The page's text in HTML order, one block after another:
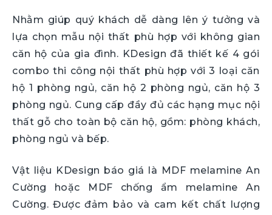
Nhằm giúp quý khách dễ dàng lên ý tưởng và
lựa chọn mẫu nội thất phù hợp với không gian
căn hộ của gia đình. KDesign đã thiết kế 4 gói
combo thi công nội thất phù hợp với 3 loại căn
hộ 1 phòng ngủ, căn hộ 2 phòng ngủ, căn hộ 3
phòng ngủ. Cung cấp đầy đủ các hạng mục nội
thất gỗ cho toàn bộ căn hộ, gồm: phòng khách,
phòng ngủ và bếp.
Vật liệu KDesign báo giá là MDF melamine An
Cường hoặc MDF chống ẩm melamine An
Cường. Được đảm bảo và cam kết chất lượng